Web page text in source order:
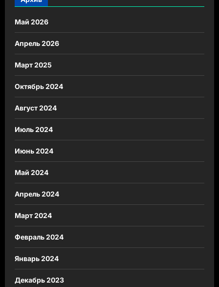
Май 2026
Апрель 2026
Март 2025
Октябрь 2024
Август 2024
Июль 2024
Июнь 2024
Май 2024
Апрель 2024
Март 2024
Февраль 2024
Январь 2024
Декабрь 2023